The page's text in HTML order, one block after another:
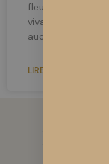
fleurs sont
vivant, non
aucune
LIRE LA SUITE »